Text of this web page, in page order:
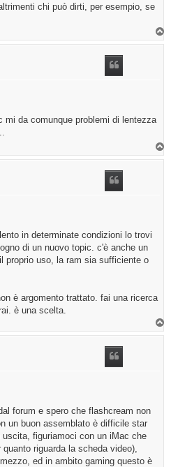
chi può dirti, per esempio, se
mi da comunque problemi di lentezza
in determinate condizioni lo trovi
di un nuovo topic. c'è anche un
proprio uso, la ram sia sufficiente o
è argomento trattato. fai una ricerca
è una scelta.
forum e spero che flashcream non
un buon assemblato è difficile star
figuriamoci con un iMac che
riguarda la scheda video),
ed in ambito gaming questo è